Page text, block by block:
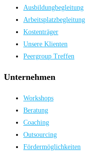
Ausbildungbegleitung
Arbeitsplatzbegleitung
Kostenträger
Unsere Klienten
Peergroup Treffen
Unternehmen
Workshops
Beratung
Coaching
Outsourcing
Fördermöglichkeiten